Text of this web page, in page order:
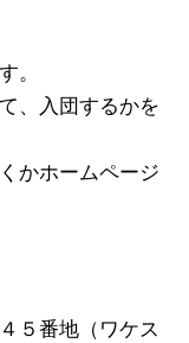
。
、入団するかを
かホームページ
５番地（ワケス